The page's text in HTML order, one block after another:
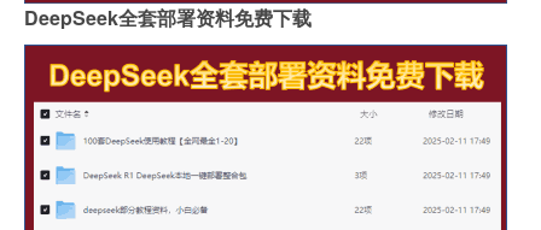
DeepSeek全套部署资料免费下载